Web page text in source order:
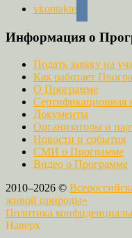
vkontakte
Информация о
Подать заявку на
Как работает
О Программе
Сертификационная
Документы
Организаторы и
Новости и события
СМИ о Программе
Видео о Программе
2010–2026 ©
живой природы»
Политика
Наверх